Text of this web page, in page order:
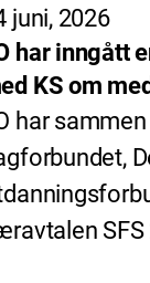
juni, 2026
har inngått
KS om
har
SFS